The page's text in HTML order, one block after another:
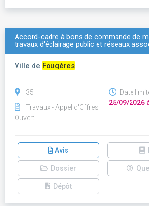
Accord-cadre à bons de commande de
travaux d'éclairage public et réseaux
Ville de Fougères
35
Travaux - Appel d'Offres
Ouvert
Date
25/09/2026
Avis
Dossier
Dépôt